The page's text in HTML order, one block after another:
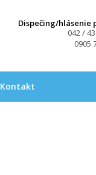
Dispečing/hlásenie
042 /
0905
Kontakt